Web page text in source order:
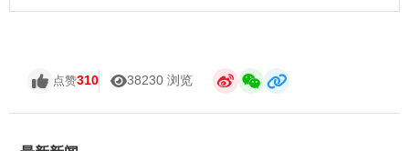
点赞310 38230 浏览